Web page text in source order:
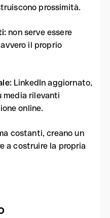
prossimità.
non serve essere
il proprio
LinkedIn aggiornato,
media rilevanti
online.
costanti, creano un
a costruire la propria